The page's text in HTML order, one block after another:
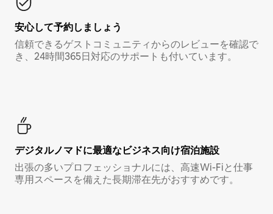
安心して予約しましょう
信頼できるゲストコミュニティからのレビューを確認で
き、24時間365日対応のサポートも付いています。
デジタルノマド⁠に最⁠適⁠なビ⁠ジ⁠ネ⁠ス⁠向⁠け宿⁠泊⁠施⁠設
出張の多いプロフェッショナルには、高速Wi-Fiと仕事
専用スペースを備えた長期滞在先がおすすめです。